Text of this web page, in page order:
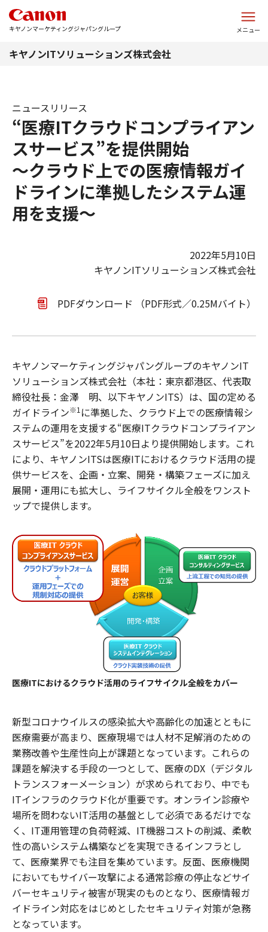
キヤノンマーケティングジャパングループ メニュー
キヤノンITソリューションズ株式会社
“医療ITクラウドコンプライアン
スサービス”を提供開始
～クラウド上での医療情報ガイ
ドラインに準拠したシステム運
用を支援～
ニュースリリース
2022年5月10日
キヤノンITソリューションズ株式会社
PDFダウンロード （PDF形式／0.25Mバイト）
キヤノンマーケティングジャパングループのキヤノンIT
ソリューションズ株式会社（本社：東京都港区、代表取
締役社長：金澤 明、以下キヤノンITS）は、国の定める
ガイドライン※1 に準拠した、クラウド上での医療情報シ
ステムの運用を支援する“医療ITクラウドコンプライアン
スサービス”を2022年5月10日より提供開始します。これ
により、キヤノンITSは医療ITにおけるクラウド活用の提
供サービスを、企画・立案、開発・構築フェーズに加え
展開・運用にも拡大し、ライフサイクル全般をワンスト
ップで提供します。
医療ITにおけるクラウド活用のライフサイクル全般をカバー
新型コロナウイルスの感染拡大や高齢化の加速とともに
医療需要が高まり、医療現場では人材不足解消のための
業務改善や生産性向上が課題となっています。これらの
課題を解決する手段の一つとして、医療のDX（デジタル
トランスフォーメーション）が求められており、中でも
ITインフラのクラウド化が重要です。オンライン診療や
場所を問わないIT活用の基盤として必須であるだけでな
く、IT運用管理の負荷軽減、IT機器コストの削減、柔軟
性の高いシステム構築などを実現できるインフラとし
て、医療業界でも注目を集めています。反面、医療機関
においてもサイバー攻撃による通常診療の停止などサイ
バーセキュリティ被害が現実のものとなり、医療情報ガ
イドライン対応をはじめとしたセキュリティ対策が急務
となっています。